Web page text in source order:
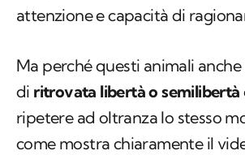
attenzione e capacità di
Ma perché questi animali
di ritrovata libertà o semilibertà
ripetere ad oltranza lo stesso
come mostra chiaramente il